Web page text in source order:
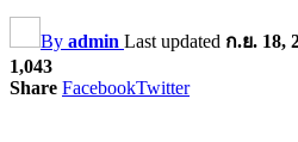
By admin Last updated ก.ย. 18,
1,043
Share FacebookTwitter